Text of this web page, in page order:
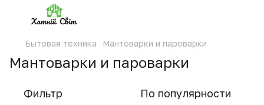
Бытовая техника Мантоварки и пароварки
Мантоварки и пароварки
Фильтр По популярности